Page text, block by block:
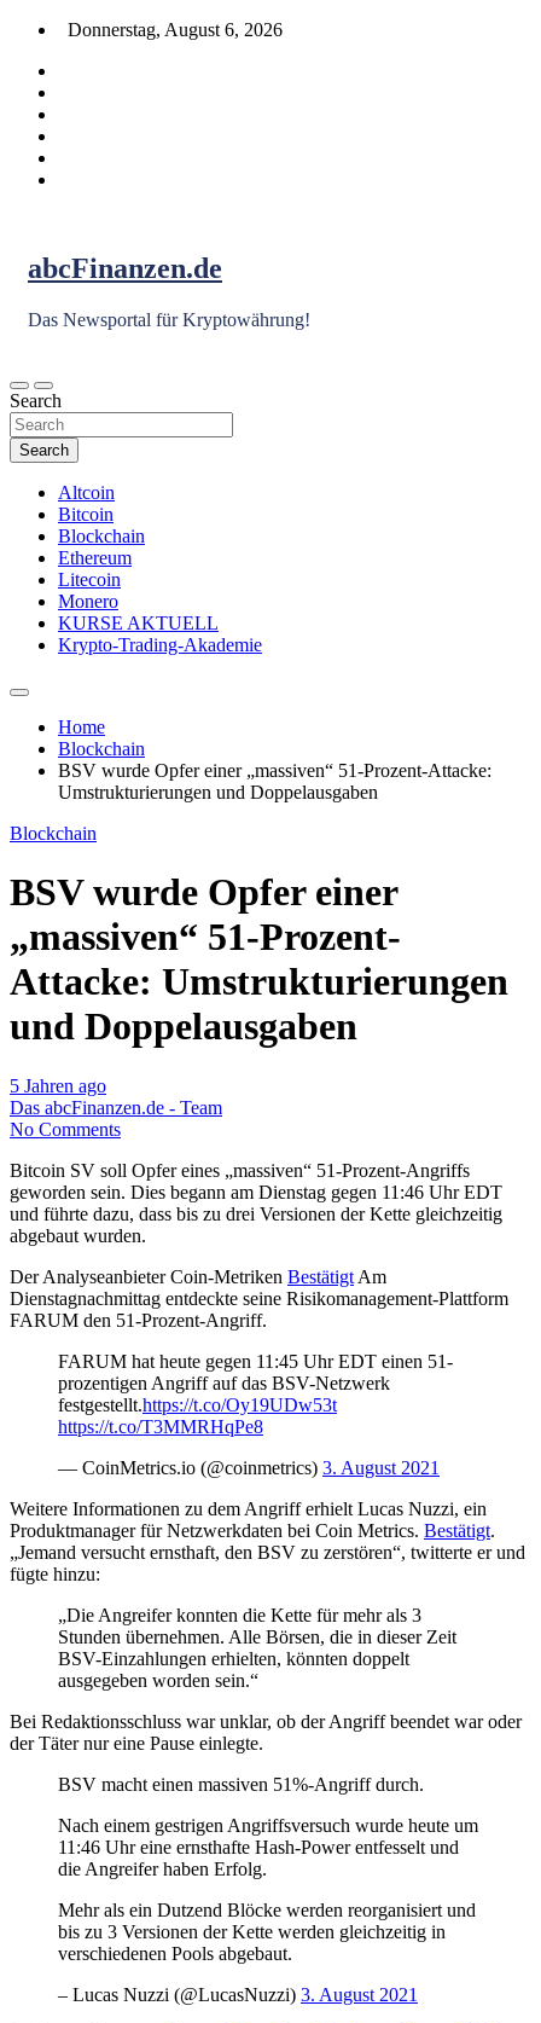
Skip
content
Donnerstag, August 6, 2026
abcFinanzen.de
Das Newsportal für Kryptowährung!
Search
Search
Altcoin
Bitcoin
Blockchain
Ethereum
Litecoin
Monero
KURSE AKTUELL
Krypto-Trading-Akademie
Home
Blockchain
BSV wurde Opfer einer „massiven“ 51-Prozent-Attacke:
Umstrukturierungen und Doppelausgaben
Blockchain
BSV wurde Opfer einer
„massiven“ 51-Prozent-
Attacke: Umstrukturierungen
und Doppelausgaben
5 Jahren ago
Das abcFinanzen.de - Team
No Comments
Bitcoin SV soll Opfer eines „massiven“ 51-Prozent-Angriffs
geworden sein. Dies begann am Dienstag gegen 11:46 Uhr EDT
und führte dazu, dass bis zu drei Versionen der Kette gleichzeitig
abgebaut wurden.
Der Analyseanbieter Coin-Metriken Bestätigt Am
Dienstagnachmittag entdeckte seine Risikomanagement-Plattform
FARUM den 51-Prozent-Angriff.
FARUM hat heute gegen 11:45 Uhr EDT einen 51-
prozentigen Angriff auf das BSV-Netzwerk
festgestellt.https://t.co/Oy19UDw53t
https://t.co/T3MMRHqPe8
— CoinMetrics.io (@coinmetrics) 3. August 2021
Weitere Informationen zu dem Angriff erhielt Lucas Nuzzi, ein
Produktmanager für Netzwerkdaten bei Coin Metrics. Bestätigt.
„Jemand versucht ernsthaft, den BSV zu zerstören“, twitterte er und
fügte hinzu:
„Die Angreifer konnten die Kette für mehr als 3
Stunden übernehmen. Alle Börsen, die in dieser Zeit
BSV-Einzahlungen erhielten, könnten doppelt
ausgegeben worden sein.“
Bei Redaktionsschluss war unklar, ob der Angriff beendet war oder
der Täter nur eine Pause einlegte.
BSV macht einen massiven 51%-Angriff durch.
Nach einem gestrigen Angriffsversuch wurde heute um
11:46 Uhr eine ernsthafte Hash-Power entfesselt und
die Angreifer haben Erfolg.
Mehr als ein Dutzend Blöcke werden reorganisiert und
bis zu 3 Versionen der Kette werden gleichzeitig in
verschiedenen Pools abgebaut.
– Lucas Nuzzi (@LucasNuzzi) 3. August 2021